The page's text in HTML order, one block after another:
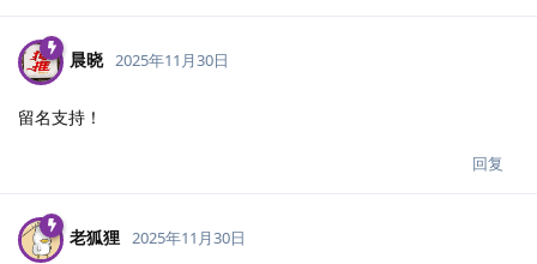
晨晓 2025年11月30日
留名支持！
回复
老狐狸 2025年11月30日